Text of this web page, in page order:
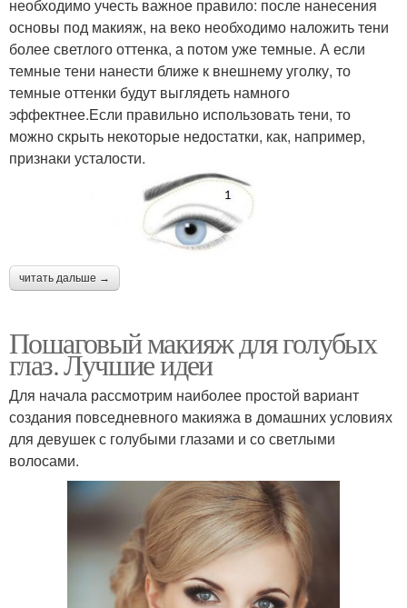
необходимо учесть важное правило: после нанесения
основы под макияж, на веко необходимо наложить тени
более светлого оттенка, а потом уже темные. А если
темные тени нанести ближе к внешнему уголку, то
темные оттенки будут выглядеть намного
эффектнее.Если правильно использовать тени, то
можно скрыть некоторые недостатки, как, например,
признаки усталости.
читать дальше →
Пошаговый макияж для голубых
глаз. Лучшие идеи
Для начала рассмотрим наиболее простой вариант
создания повседневного макияжа в домашних условиях
для девушек с голубыми глазами и со светлыми
волосами.